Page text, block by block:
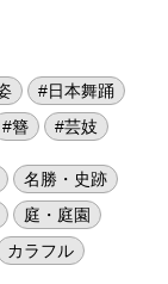
#日本舞踊
#簪 #芸妓
名勝・史跡
庭・庭園
カラフル